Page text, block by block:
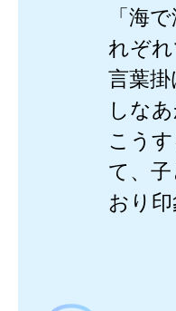
「海
れぞ
言葉
しな
こう
て、
おり印